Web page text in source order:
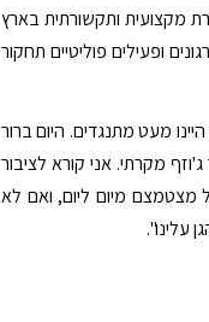
מקצועית ותקשורתית בארץ
ופעילים פוליטיים תחקור
מעט מתנגדים. היום ברור
מקרתי. אני קורא לציבור
מיום ליום, ואם לא
עלינו".